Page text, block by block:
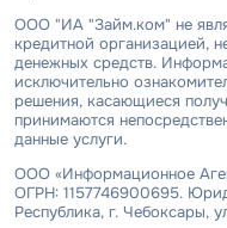
ООО "ИА "Займ.ком" не
кредитной организацией,
денежных средств.
исключительно
решения, касающиеся
принимаются
данные услуги.
ООО «Информационное
ОГРН: 1157746900695.
Республика, г. Чебоксары,